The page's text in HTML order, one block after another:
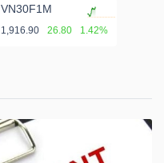
VN30F1M
1,916.90 26.80 1.42%